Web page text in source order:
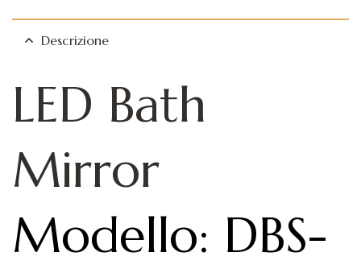
Descrizione
LED Bath
Mirror​
Modello: DBS-